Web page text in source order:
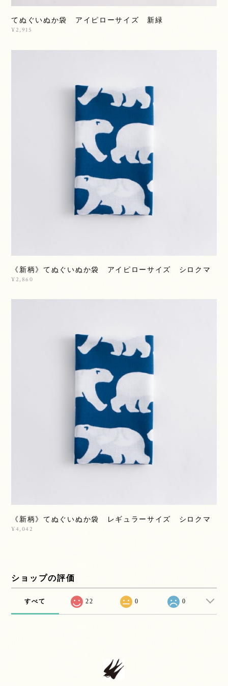
てぬぐいぬか袋 アイピローサイズ 新緑
¥2,915
《新柄》てぬぐいぬか袋 アイピローサイズ シロクマ
¥2,860
《新柄》てぬぐいぬか袋 レギュラーサイズ シロクマ
¥4,042
ショップの評価
すべて 22 0 0